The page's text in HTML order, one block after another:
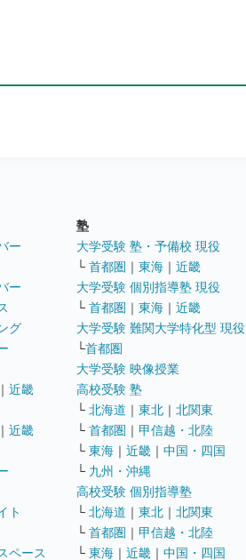
ー
ー
グ
｜ 近畿
｜ 近畿
ト
ペース
塾
大学受験 塾・予備校 現役
└ 首都圏 ｜ 東海 ｜ 近畿
大学受験 個別指導塾 現役
└ 首都圏 ｜ 東海 ｜ 近畿
大学受験 難関大学特化型 現役
└首都圏
大学受験 映像授業
高校受験 塾
└ 北海道 ｜ 東北 ｜ 北関東
└ 首都圏 ｜ 甲信越・北陸
└ 東海 ｜ 近畿 ｜ 中国・四国
└ 九州・沖縄
高校受験 個別指導塾
└ 北海道 ｜ 東北 ｜ 北関東
└ 首都圏 ｜ 甲信越・北陸
└ 東海 ｜ 近畿 ｜ 中国・四国